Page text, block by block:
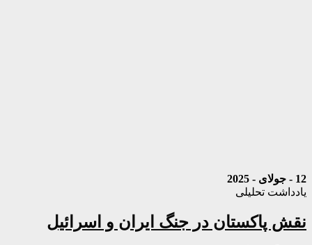
12 - جولای - 2025
یادداشت تحلیلی
نقش پاکستان در جنگ ایران و اسرائیل